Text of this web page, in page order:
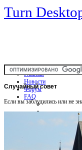
Turn
Главная
Новости
Форум
FAQ
Общая
Советы
Правила
Случайныйсовет
Если вы заблудились или не